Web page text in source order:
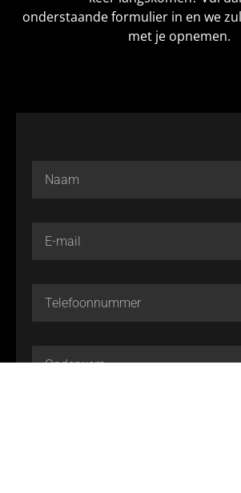
onderstaande formulier in en we
met je opnemen.